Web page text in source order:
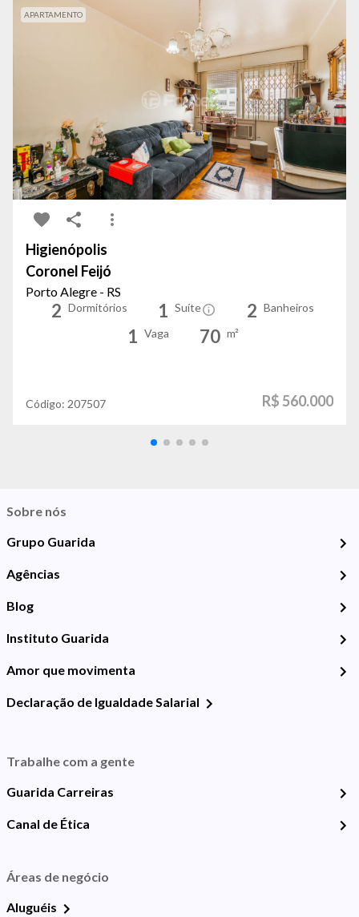
APARTAMENTO
Higienópolis
Coronel Feijó
Porto Alegre - RS
2 Dormitórios 1 Suíte 2 Banheiros
1 Vaga 70 m²
Código: 207507 R$ 560.000
Sobre nós
Grupo Guarida
Agências
Blog
Instituto Guarida
Amor que movimenta
Declaração de Igualdade Salarial
Trabalhe com a gente
Guarida Carreiras
Canal de Ética
Áreas de negócio
Aluguéis